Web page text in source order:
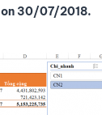
on 30/07/2018.